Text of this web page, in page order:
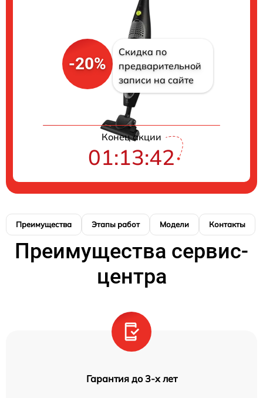
-20%
Скидка по
предварительной
записи на сайте
Конец акции
01:13:41
Преимущества Этапы работ Модели Контакты
Преимущества сервис-
центра
Гарантия до 3-х лет